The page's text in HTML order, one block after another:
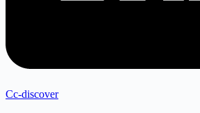
Cc-discover